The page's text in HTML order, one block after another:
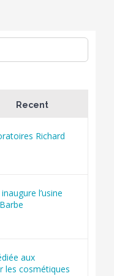
Recent
Richard
l’usine
aux
les cosmétiques